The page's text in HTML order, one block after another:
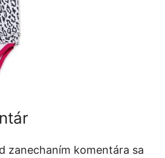
zanechaním komentára sa